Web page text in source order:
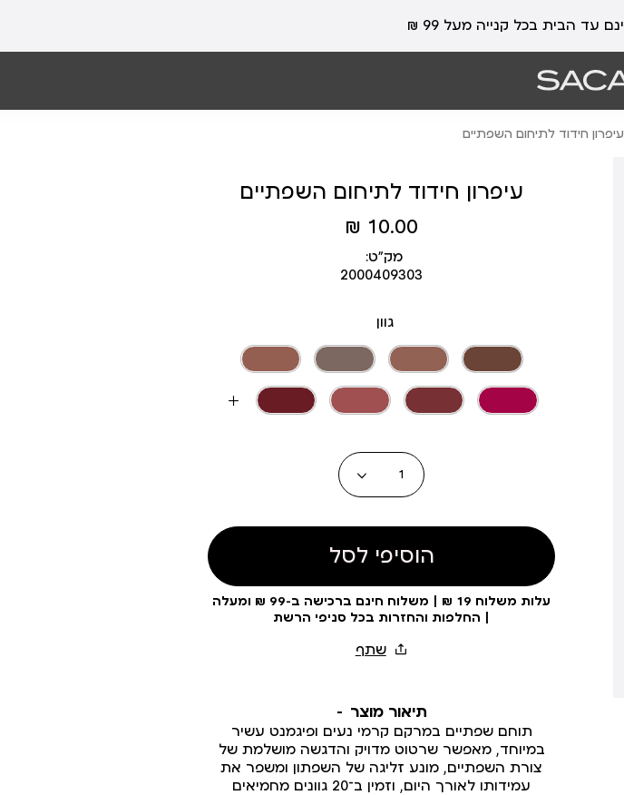
עיפרון חידוד לתיחום השפתיים
עיפרון חידוד לתיחום השפתיים
מחיר
מוצר
10.00 ₪
מק״ט:
2000409303
גוון
עוד
כמות
הוסיפי לסל
עלות משלוח 19 ₪ | משלוח חינם ברכישה ב-99 ₪ ומעלה
| החלפות והחזרות בכל סניפי הרשת
תיאור מוצר
תוחם שפתיים במרקם קרמי נעים ופיגמנט עשיר
במיוחד, מאפשר שרטוט מדויק והדגשה מושלמת של
צורת השפתיים, מונע זליגה של השפתון ומשפר את
עמידותו לאורך היום, וזמין ב־20 גוונים מחמיאים